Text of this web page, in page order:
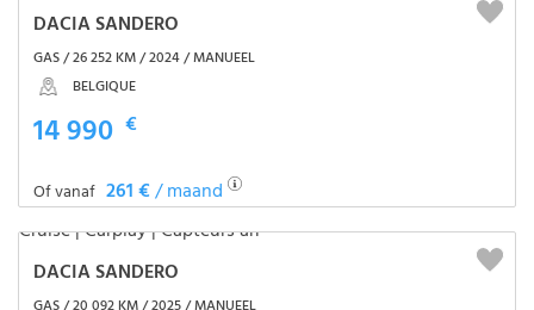
DACIA SANDERO
GAS / 26 252 KM / 2024 / MANUEEL
BELGIQUE
14 990 €
Of vanaf 261 €/ maand
DACIA SANDERO